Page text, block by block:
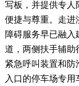
写板，并提供专人
便捷与尊重。走进
障碍服务早已融
道，两侧扶手辅助
紧急呼叫装置和防
入口的停车场专